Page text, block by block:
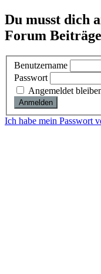
Du musst dich
Forum
Benutzername
Passwort
Angemeldet
Ich habe mein Passwort